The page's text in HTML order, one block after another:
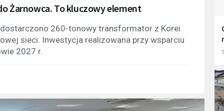
Żarnowca. To kluczowy element
260-tonowy transformator z Korei
sieci. Inwestycja realizowana przy wsparciu
2027 r.